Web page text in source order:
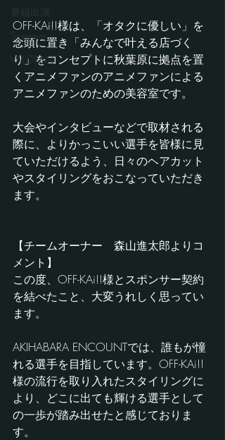
番組出演
Streamer
VALORANT
OFF-KAi!!様は、「オタクに優しい」を
念頭に置き「みんなで叶える店づく
り」をコンセプトに秋葉原に拠点を置
くアニメファンのアニメファンによる
アニメファンのための美容室です。
大会やインタビューなどで取材される
際に、よりかっこいい選手を皆様に見
ていただけるよう、日々のヘアカット
やスタイリングをおこなっていただき
ます。
【チームオーナー　森山進太郎よりコ
メント】
この度、OFF-KAi!!様とスポンサー契約
を結べたこと、大変うれしく思ってい
ます。
AKIHABARA ENCOUNTでは、誰もが憧
れる選手を目指しています。OFF-KAi!!
様の流行を取り入れたスタイリングに
より、どこに出ても輝ける選手として
の一歩が踏み出せたと感じておりま
す。